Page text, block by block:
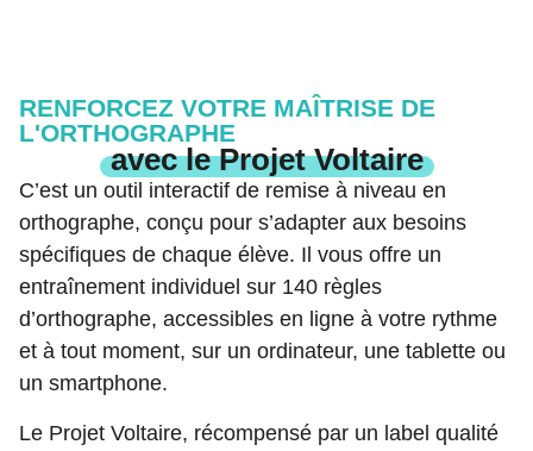
RENFORCEZ VOTRE MAÎTRISE DE
L'ORTHOGRAPHE
avec le Projet Voltaire
C’est un outil interactif de remise à niveau en
orthographe, conçu pour s’adapter aux besoins
spécifiques de chaque élève. Il vous offre un
entraînement individuel sur 140 règles
d’orthographe, accessibles en ligne à votre rythme
et à tout moment, sur un ordinateur, une tablette ou
un smartphone.
Le Projet Voltaire, récompensé par un label qualité